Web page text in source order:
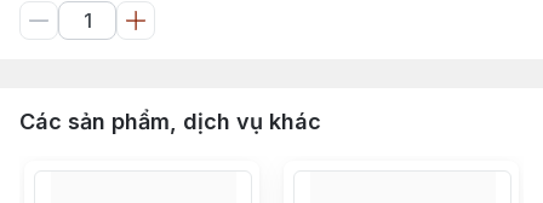
Các sản phẩm, dịch vụ khác